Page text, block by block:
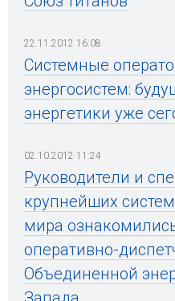
22.11.2012 16:08
Системные
энергосистем:
энергетики уже
02.10.2012 11:24
Руководители и
крупнейших
мира
оперативно-
Объединенной